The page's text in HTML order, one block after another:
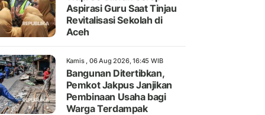
Aspirasi Guru Saat Tinjau
Revitalisasi Sekolah di
Aceh
Kamis , 06 Aug 2026, 16:45 WIB
Bangunan Ditertibkan,
Pemkot Jakpus Janjikan
Pembinaan Usaha bagi
Warga Terdampak